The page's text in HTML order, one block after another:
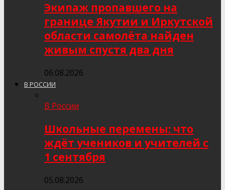
Экипаж пропавшего на
границе Якутии и Иркутской
области самолёта найден
живым спустя два дня
06.08.2026
В РОССИИ
В России
Школьные перемены: что
ждёт учеников и учителей с
1 сентября
05.08.2026